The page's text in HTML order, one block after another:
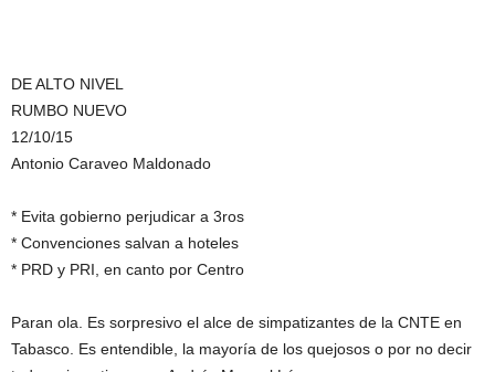
DE ALTO NIVEL
RUMBO NUEVO
12/10/15
Antonio Caraveo Maldonado
* Evita gobierno perjudicar a 3ros
* Convenciones salvan a hoteles
* PRD y PRI, en canto por Centro
Paran ola. Es sorpresivo el alce de simpatizantes de la CNTE en
Tabasco. Es entendible, la mayoría de los quejosos o por no decir